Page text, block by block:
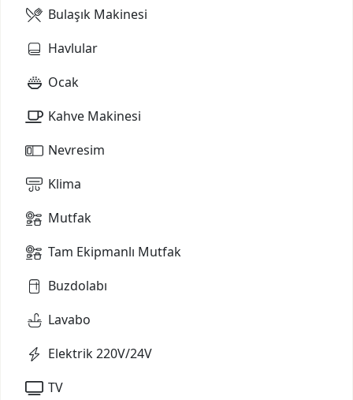
Bulaşık Makinesi
Havlular
Ocak
Kahve Makinesi
Nevresim
Klima
Mutfak
Tam Ekipmanlı Mutfak
Buzdolabı
Lavabo
Elektrik 220V/24V
TV